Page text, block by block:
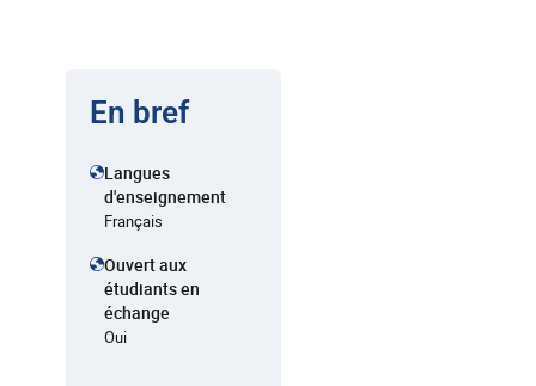
En bref
Langues
d'enseignement
Français
Ouvert aux
étudiants en
échange
Oui